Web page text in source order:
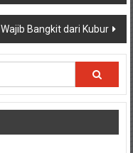
Bangkit dari Kubur